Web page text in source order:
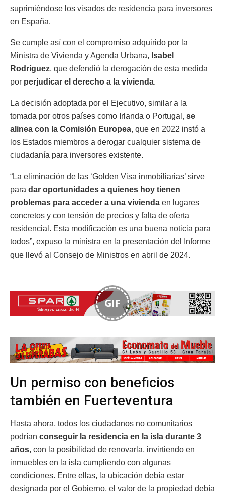
suprimiéndose los visados de residencia para inversores
en España.
Se cumple así con el compromiso adquirido por la
Ministra de Vivienda y Agenda Urbana, Isabel
Rodríguez, que defendió la derogación de esta medida
por perjudicar el derecho a la vivienda.
La decisión adoptada por el Ejecutivo, similar a la
tomada por otros países como Irlanda o Portugal, se
alinea con la Comisión Europea, que en 2022 instó a
los Estados miembros a derogar cualquier sistema de
ciudadanía para inversores existente.
“La eliminación de las ‘Golden Visa inmobiliarias’ sirve
para dar oportunidades a quienes hoy tienen
problemas para acceder a una vivienda en lugares
concretos y con tensión de precios y falta de oferta
residencial. Esta modificación es una buena noticia para
todos”, expuso la ministra en la presentación del Informe
que llevó al Consejo de Ministros en abril de 2024.
GIF
Un permiso con beneficios
también en Fuerteventura
Hasta ahora, todos los ciudadanos no comunitarios
podrían conseguir la residencia en la isla durante 3
años, con la posibilidad de renovarla, invirtiendo en
inmuebles en la isla cumpliendo con algunas
condiciones. Entre ellas, la ubicación debía estar
designada por el Gobierno, el valor de la propiedad debía